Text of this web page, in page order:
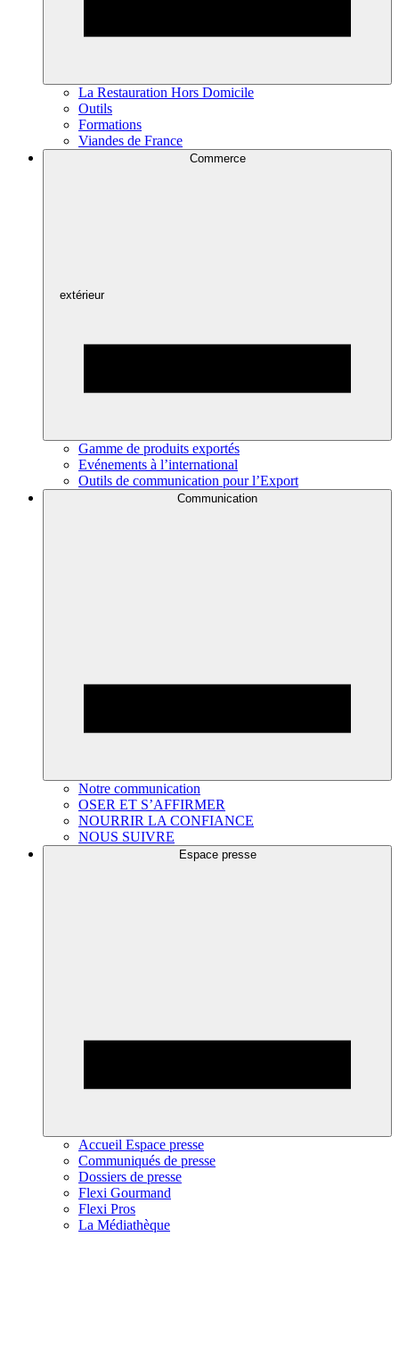
La Restauration Hors Domicile
Outils
Formations
Viandes de France
Commerce
extérieur
Gamme de produits exportés
Evénements à l’international
Outils de communication pour l’Export
Communication
Notre communication
OSER ET S’AFFIRMER
NOURRIR LA CONFIANCE
NOUS SUIVRE
Espace presse
Accueil Espace presse
Communiqués de presse
Dossiers de presse
Flexi Gourmand
Flexi Pros
La Médiathèque